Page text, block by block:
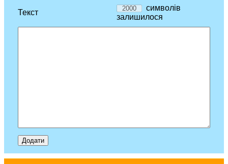
Текст
символів
залишилося